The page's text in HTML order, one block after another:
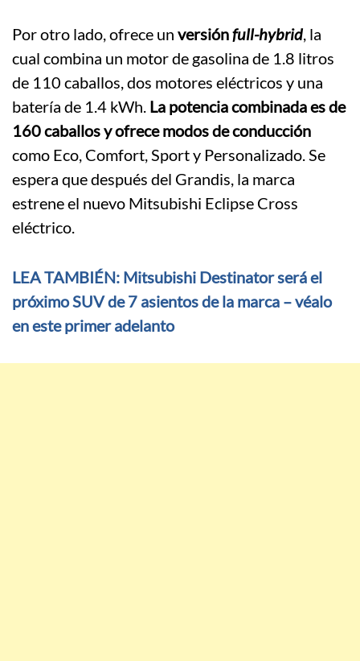
Por otro lado, ofrece un versiónfull-hybrid, la
cual combina un motor de gasolina de 1.8 litros
de 110 caballos, dos motores eléctricos y una
batería de 1.4 kWh. La potencia combinada es de
160 caballos y ofrece modos de conducción
como Eco, Comfort, Sport y Personalizado. Se
espera que después del Grandis, la marca
estrene el nuevo Mitsubishi Eclipse Cross
eléctrico.
LEA TAMBIÉN: Mitsubishi Destinator será el
próximo SUV de 7 asientos de la marca – véalo
en este primer adelanto